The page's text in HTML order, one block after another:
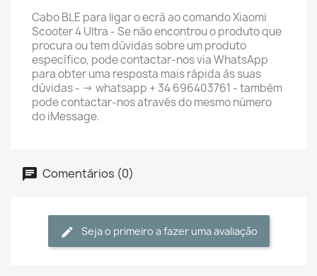
Cabo BLE para ligar o ecrã ao comando Xiaomi
Scooter 4 Ultra - Se não encontrou o produto que
procura ou tem dúvidas sobre um produto
específico, pode contactar-nos via WhatsApp
para obter uma resposta mais rápida às suas
dúvidas - -> whatsapp + 34 696403761 - também
pode contactar-nos através do mesmo número
do iMessage.
Comentários (0)
Seja o primeiro a fazer uma avaliação